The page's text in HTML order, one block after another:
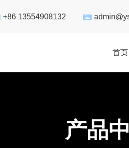
+86 13554908132
首页
产品